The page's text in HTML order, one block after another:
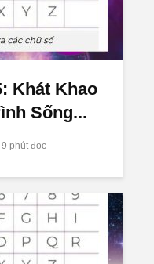
Khát Khao
Sống...
9 phút đọc